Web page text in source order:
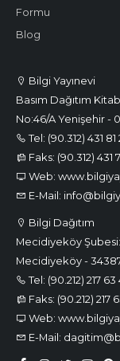
Bilgi Yayınevi
Basım Dağıtım
No:46/A Yenişehir -
Tel: (90.312) 431 81
Faks: (90.312) 431
Web:
E-Mail:
Bilgi Dağıtım
Mecidiyeköy
Mecidiyeköy - 34387
Tel: (90.212) 217
Faks: (90.212) 217
Web:
E-Mail:
Formu
Blog